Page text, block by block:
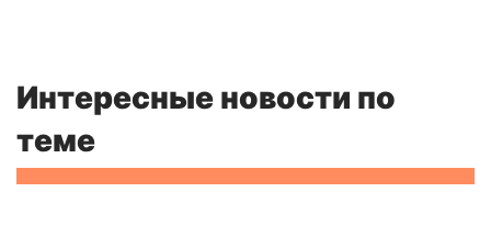
Интересные новости по
теме